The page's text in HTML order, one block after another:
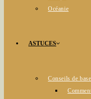
Océanie
ASTUCES
Conseils de base